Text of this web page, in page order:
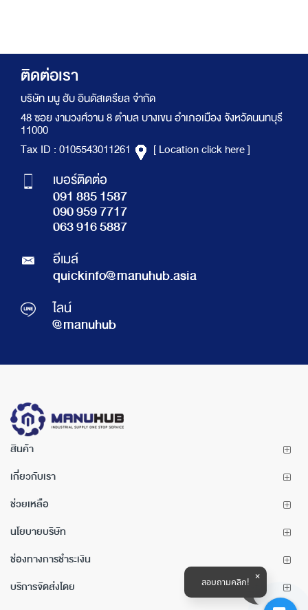
ติดต่อเรา
บริษัท มนู ฮับ อินดัสเตรียล จำกัด
48 ซอย งามวงศ์วาน 8 ตำบล บางเขน อำเภอเมือง จังหวัดนนทบุรี
11000
Tax ID : 0105543011261
[ Location click here ]
เบอร์ติดต่อ
091 885 1587
090 959 7717
063 916 5887
อีเมล์
quickinfo@manuhub.asia
ไลน์
@manuhub
สินค้า
เกี่ยวกับเรา
ช่วยเหลือ
นโยบายบริษัท
ช่องทางการชำระเงิน
บริการจัดส่งโดย
สอบถามคลิก!